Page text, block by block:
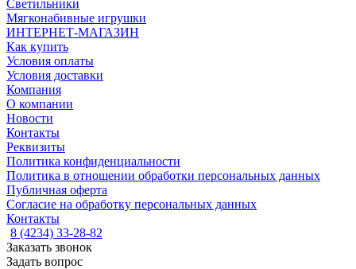
Светильники
Мягконабивные игрушки
ИНТЕРНЕТ-МАГАЗИН
Как купить
Условия оплаты
Условия доставки
Компания
О компании
Новости
Контакты
Реквизиты
Политика конфиденциальности
Политика в отношении обработки персональных данных
Публичная оферта
Согласие на обработку персональных данных
Контакты
8 (4234) 33-28-82
Заказать звонок
Задать вопрос